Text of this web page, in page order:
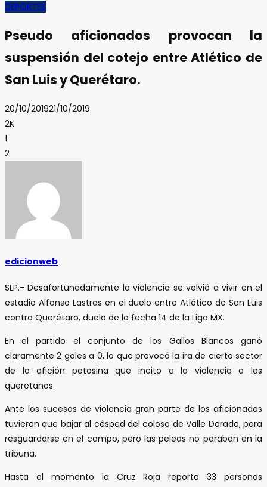
DEPORTES
Pseudo aficionados provocan la
suspensión del cotejo entre Atlético de
San Luis y Querétaro.
20/10/201921/10/2019
2K
1
2
edicionweb
SLP.- Desafortunadamente la violencia se volvió a vivir en el
estadio Alfonso Lastras en el duelo entre Atlético de San Luis
contra Querétaro, duelo de la fecha 14 de la Liga MX.
En el partido el conjunto de los Gallos Blancos ganó
claramente 2 goles a 0, lo que provocó la ira de cierto sector
de la afición potosina que incito a la violencia a los
queretanos.
Ante los sucesos de violencia gran parte de los aficionados
tuvieron que bajar al césped del coloso de Valle Dorado, para
resguardarse en el campo, pero las peleas no paraban en la
tribuna.
Hasta el momento la Cruz Roja reporto 33 personas